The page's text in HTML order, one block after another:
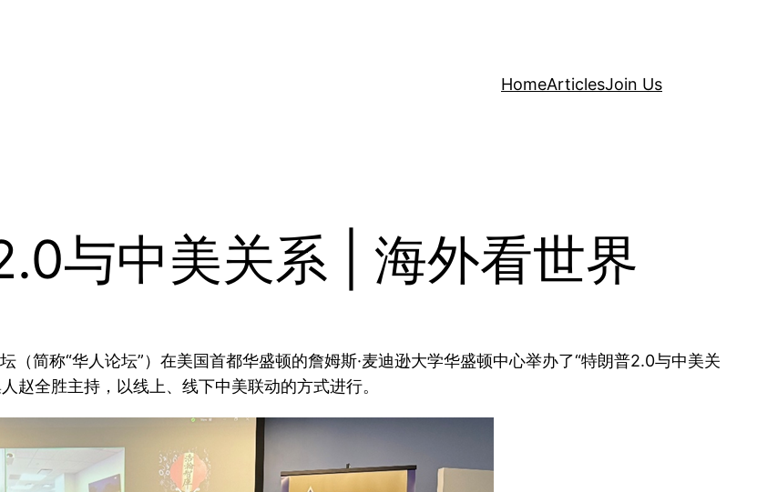
HomeArticlesJoin Us
与中美关系 | 海外看世界
简称“华人论坛”）在美国首都华盛顿的詹姆斯·麦迪逊大学华盛顿中心举办了“特朗普2.0与中美关
赵全胜主持，以线上、线下中美联动的方式进行。